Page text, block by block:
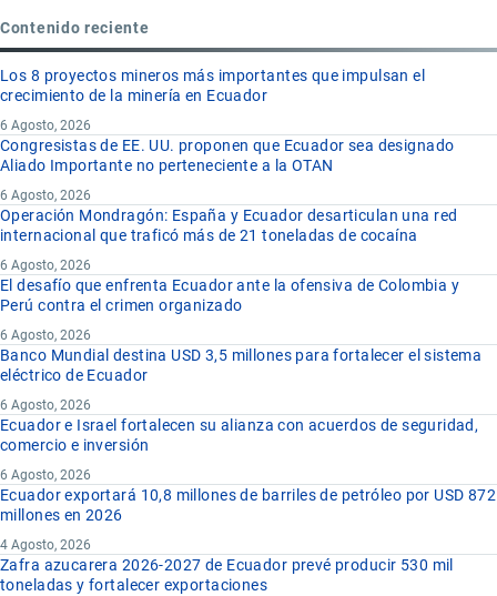
Contenido reciente
Los 8 proyectos mineros más importantes que impulsan el
crecimiento de la minería en Ecuador
6 Agosto, 2026
Congresistas de EE. UU. proponen que Ecuador sea designado
Aliado Importante no perteneciente a la OTAN
6 Agosto, 2026
Operación Mondragón: España y Ecuador desarticulan una red
internacional que traficó más de 21 toneladas de cocaína
6 Agosto, 2026
El desafío que enfrenta Ecuador ante la ofensiva de Colombia y
Perú contra el crimen organizado
6 Agosto, 2026
Banco Mundial destina USD 3,5 millones para fortalecer el sistema
eléctrico de Ecuador
6 Agosto, 2026
Ecuador e Israel fortalecen su alianza con acuerdos de seguridad,
comercio e inversión
6 Agosto, 2026
Ecuador exportará 10,8 millones de barriles de petróleo por USD 872
millones en 2026
4 Agosto, 2026
Zafra azucarera 2026-2027 de Ecuador prevé producir 530 mil
toneladas y fortalecer exportaciones